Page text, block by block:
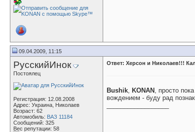
09.04.2009, 11:15
РусскийИнок
Постоялец
Регистрация: 12.08.2008
Адрес: Украина, Николаев
Возраст: 62
Автомобиль: ВАЗ 11184
Сообщений: 325
Вес репутации: 58
Ответ: Херсон и Николаев!!!
Bushik, KONAN , просто
вождением - буду рад